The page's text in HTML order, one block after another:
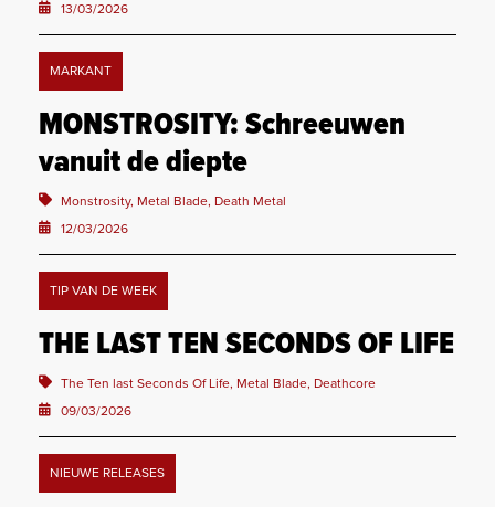
13/03/2026
MARKANT
MONSTROSITY: Schreeuwen
vanuit de diepte
Monstrosity, Metal Blade, Death Metal
12/03/2026
TIP VAN DE WEEK
THE LAST TEN SECONDS OF LIFE
The Ten last Seconds Of Life, Metal Blade, Deathcore
09/03/2026
NIEUWE RELEASES